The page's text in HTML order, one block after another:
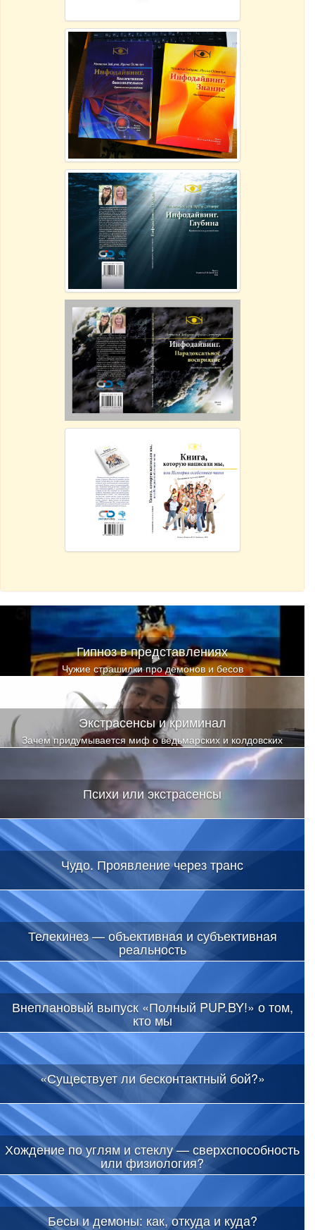
Гипноз в представлениях
Чужие страшилки про демонов и бесов
Экстрасенсы и криминал
Зачем придумывается миф о ведьмарских и колдовских
способностях
Психи или экстрасенсы
Чудо. Проявление через транс
Телекинез — объективная и субъективная
реальность
Внеплановый выпуск «Полный PUP.BY!» о том,
кто мы
«Существует ли бесконтактный бой?»
Хождение по углям и стеклу — сверхспособность
или физиология?
Бесы и демоны: как, откуда и куда?